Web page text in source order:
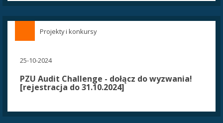
25-10-2024
PZU Audit Challenge - dołącz do wyzwania!
[rejestracja do 31.10.2024]
Projekty i konkursy